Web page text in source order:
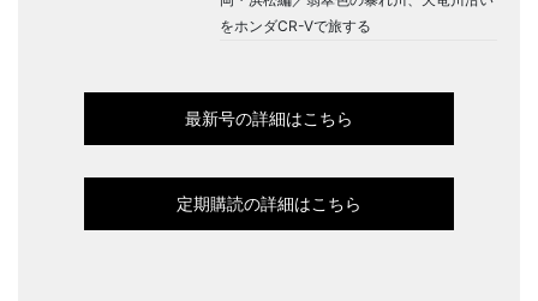
をホンダCR-Vで旅する
最新号の詳細はこちら
定期購読の詳細はこちら